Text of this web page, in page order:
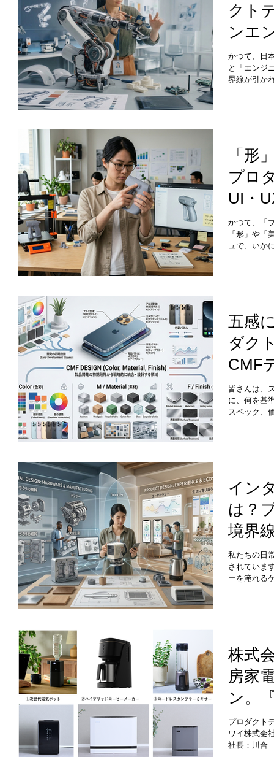
かし、これ
終わるか、
は、組織内
かかってい
えるだけの
「手触りの
ーなのです
クト
ンエ
は？
かつて、日
と「エンジ
界線が引か
クトデザイ
を超え、テ
リング」の
まっている
株式会社は
「形
プロ
UI・
つい
かつて、「
「形」や「
ュで、いか
生活の一部
**のデザイ
ーインター
という2つ
会社の仕事
ザインは常
のプロダク
重要視され
五感
ダク
CMF
て
皆さんは、
に、何を基
スペック、
です。 私
デザインの
りと共に非
か？ CMF
用語です。
感的な印象
金属、プラ
り、重さや
上げ）： 塗
イン
は？
境界
出す
私たちの日
されていま
ーを淹れる
混同されが
そして現代
す極めて重
株式
房家
ン。
『ハ
カー
プロダクト
ワイ株式会
社長：川合